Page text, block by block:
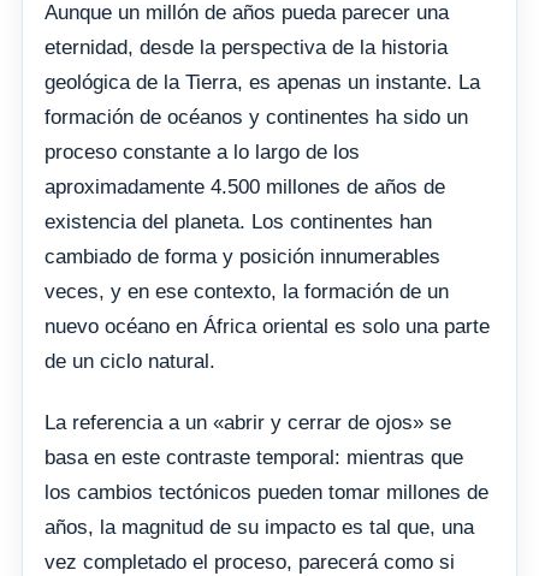
Aunque un millón de años pueda parecer una
eternidad, desde la perspectiva de la historia
geológica de la Tierra, es apenas un instante. La
formación de océanos y continentes ha sido un
proceso constante a lo largo de los
aproximadamente 4.500 millones de años de
existencia del planeta. Los continentes han
cambiado de forma y posición innumerables
veces, y en ese contexto, la formación de un
nuevo océano en África oriental es solo una parte
de un ciclo natural.
La referencia a un «abrir y cerrar de ojos» se
basa en este contraste temporal: mientras que
los cambios tectónicos pueden tomar millones de
años, la magnitud de su impacto es tal que, una
vez completado el proceso, parecerá como si